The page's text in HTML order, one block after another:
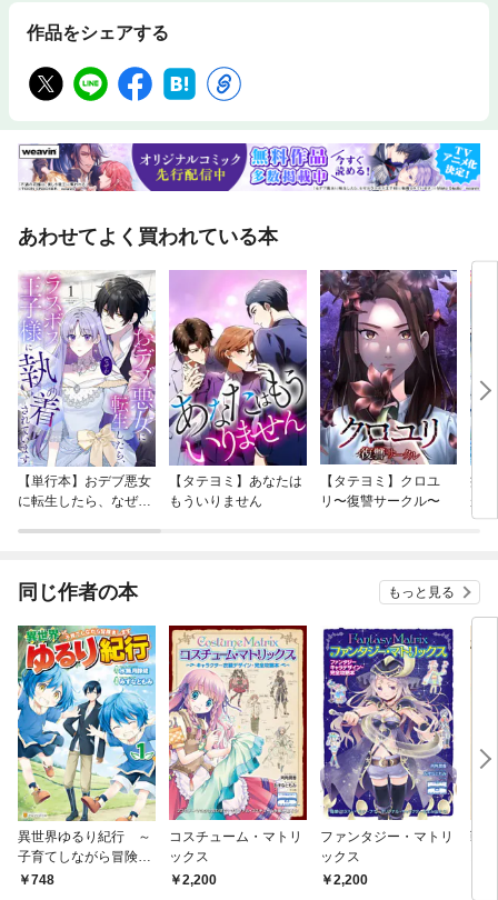
作品をシェアする
あわせてよく買われている本
【単行本】おデブ悪女
に転生したら、なぜか
【タテヨミ】あなたは
もういりません
【タテヨミ】クロユ
リ〜復讐サークル〜
病
が
ぎ
同じ作者の本 もっと見る
異世界ゆるり紀行 ～
子育てしながら冒険者
します～１
748
コスチューム・マトリ
ックス
2,200
ファンタジー・マトリ
ックス
2,200
戦